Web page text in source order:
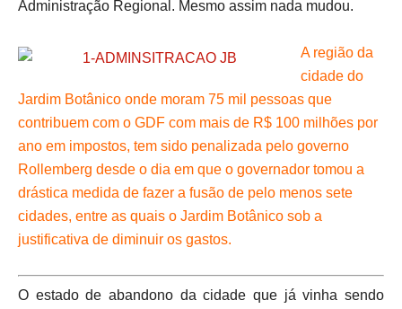
Administração Regional. Mesmo assim nada mudou.
A região da
cidade do
Jardim Botânico onde moram 75 mil pessoas que
contribuem com o GDF com mais de R$ 100 milhões por
ano em impostos, tem sido penalizada pelo governo
Rollemberg desde o dia em que o governador tomou a
drástica medida de fazer a fusão de pelo menos sete
cidades, entre as quais o Jardim Botânico sob a
justificativa de diminuir os gastos.
O estado de abandono da cidade que já vinha sendo